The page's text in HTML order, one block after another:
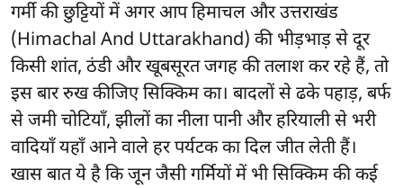
गर्मी की छुट्टियों में अगर आप हिमाचल और उत्तराखंड
(Himachal And Uttarakhand) की भीड़भाड़ से दूर
किसी शांत, ठंडी और खूबसूरत जगह की तलाश कर रहे हैं, तो
इस बार रुख कीजिए सिक्किम का। बादलों से ढके पहाड़, बर्फ
से जमी चोटियाँ, झीलों का नीला पानी और हरियाली से भरी
वादियाँ यहाँ आने वाले हर पर्यटक का दिल जीत लेती हैं।
खास बात ये है कि जून जैसी गर्मियों में भी सिक्किम की कई